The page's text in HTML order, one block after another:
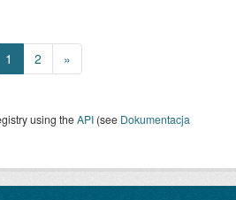
1 2 »
using theAPI (see Dokumentacja